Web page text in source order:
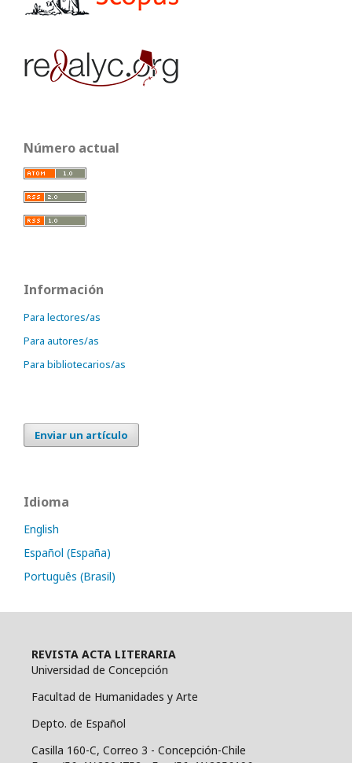
Número actual
Información
Para lectores/as
Para autores/as
Para bibliotecarios/as
Enviar un artículo
Idioma
English
Español (España)
Português (Brasil)
REVISTA ACTA LITERARIA
Universidad de Concepción
Facultad de Humanidades y Arte
Depto. de Español
Casilla 160-C, Correo 3 - Concepción-Chile